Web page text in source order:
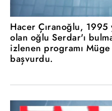
Hacer Çıranoğlu, 1995
olan oğlu Serdar'ı
izlenen programı Müge
başvurdu.